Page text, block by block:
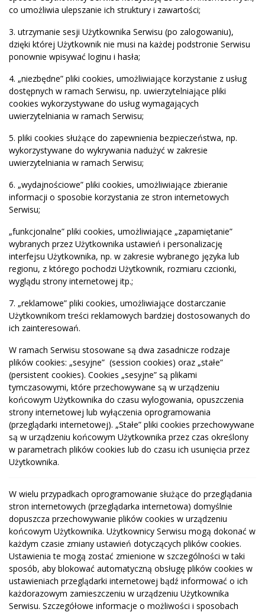
co umożliwia ulepszanie ich struktury i zawartości;
3. utrzymanie sesji Użytkownika Serwisu (po zalogowaniu),
dzięki której Użytkownik nie musi na każdej podstronie Serwisu
ponownie wpisywać loginu i hasła;
4. „niezbędne” pliki cookies, umożliwiające korzystanie z usług
dostępnych w ramach Serwisu, np. uwierzytelniające pliki
cookies wykorzystywane do usług wymagających
uwierzytelniania w ramach Serwisu;
5. pliki cookies służące do zapewnienia bezpieczeństwa, np.
wykorzystywane do wykrywania nadużyć w zakresie
uwierzytelniania w ramach Serwisu;
6. „wydajnościowe” pliki cookies, umożliwiające zbieranie
informacji o sposobie korzystania ze stron internetowych
Serwisu;
„funkcjonalne” pliki cookies, umożliwiające „zapamiętanie”
wybranych przez Użytkownika ustawień i personalizację
interfejsu Użytkownika, np. w zakresie wybranego języka lub
regionu, z którego pochodzi Użytkownik, rozmiaru czcionki,
wyglądu strony internetowej itp.;
7. „reklamowe” pliki cookies, umożliwiające dostarczanie
Użytkownikom treści reklamowych bardziej dostosowanych do
ich zainteresowań.
W ramach Serwisu stosowane są dwa zasadnicze rodzaje
plików cookies: „sesyjne” (session cookies) oraz „stałe”
(persistent cookies). Cookies „sesyjne” są plikami
tymczasowymi, które przechowywane są w urządzeniu
końcowym Użytkownika do czasu wylogowania, opuszczenia
strony internetowej lub wyłączenia oprogramowania
(przeglądarki internetowej). „Stałe” pliki cookies przechowywane
są w urządzeniu końcowym Użytkownika przez czas określony
w parametrach plików cookies lub do czasu ich usunięcia przez
Użytkownika.
W wielu przypadkach oprogramowanie służące do przeglądania
stron internetowych (przeglądarka internetowa) domyślnie
dopuszcza przechowywanie plików cookies w urządzeniu
końcowym Użytkownika. Użytkownicy Serwisu mogą dokonać w
każdym czasie zmiany ustawień dotyczących plików cookies.
Ustawienia te mogą zostać zmienione w szczególności w taki
sposób, aby blokować automatyczną obsługę plików cookies w
ustawieniach przeglądarki internetowej bądź informować o ich
każdorazowym zamieszczeniu w urządzeniu Użytkownika
Serwisu. Szczegółowe informacje o możliwości i sposobach